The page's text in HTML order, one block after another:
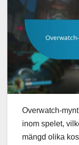
Overwatch-
inom spelet,
mängd olika